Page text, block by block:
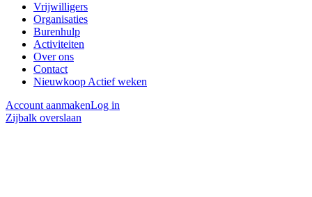
Vrijwilligers
Organisaties
Burenhulp
Activiteiten
Over ons
Contact
Nieuwkoop Actief weken
Account aanmakenLog in
Zijbalk overslaan